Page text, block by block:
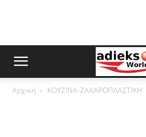
Αρχική ΚΟΥΖΙΝΑ-ΖΑΧΑΡΟΠΛΑΣΤΙΚΗ